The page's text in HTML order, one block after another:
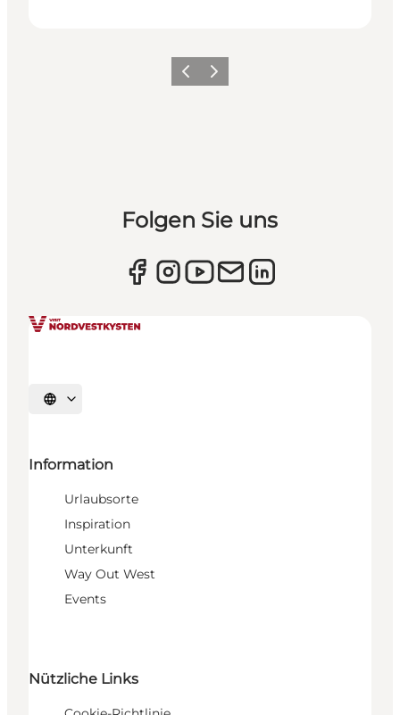
ZurückWeiter
Folgen Sie uns
Sprache auswählen
Information
Urlaubsorte
Inspiration
Unterkunft
Way Out West
Events
Nützliche Links